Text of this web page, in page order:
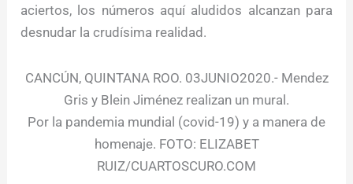
aciertos, los números aquí aludidos alcanzan para
desnudar la crudísima realidad.
CANCÚN, QUINTANA ROO. 03JUNIO2020.- Mendez
Gris y Blein Jiménez realizan un mural.
Por la pandemia mundial (covid-19) y a manera de
homenaje. FOTO: ELIZABET
RUIZ/CUARTOSCURO.COM